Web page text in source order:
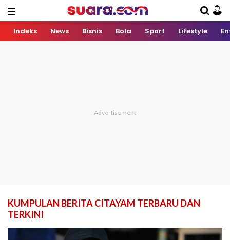
Indeks News Bisnis Bola Sport Lifestyle
KUMPULAN BERITA CITAYAM TERBARU DAN
TERKINI